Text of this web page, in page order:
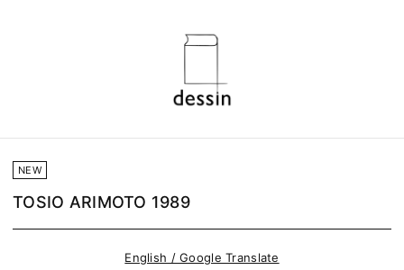
NEW
TOSIO ARIMOTO 1989
English / Google Translate